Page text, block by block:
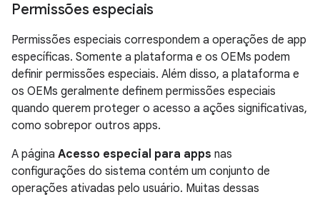
Permissões especiais
Permissões especiais correspondem a operações de app
específicas. Somente a plataforma e os OEMs podem
definir permissões especiais. Além disso, a plataforma e
os OEMs geralmente definem permissões especiais
quando querem proteger o acesso a ações significativas,
como sobrepor outros apps.
A página Acesso especial para apps nas
configurações do sistema contém um conjunto de
operações ativadas pelo usuário. Muitas dessas